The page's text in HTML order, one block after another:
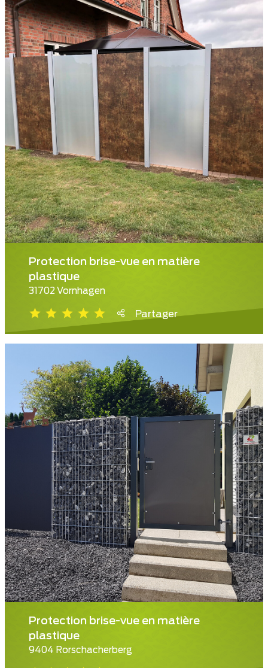
Protection brise-vue en matière
plastique
31702 Vornhagen
Partager
Protection brise-vue en matière
plastique
9404 Rorschacherberg